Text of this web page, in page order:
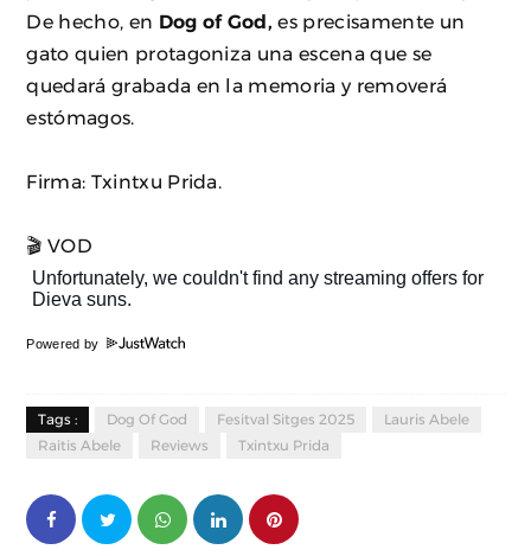
De hecho, en Dog of God, es precisamente un
gato quien protagoniza una escena que se
quedará grabada en la memoria y removerá
estómagos.
Firma: Txintxu Prida.
🎬 VOD
Powered by
Tags : Dog Of God Fesitval Sitges 2025
Lauris Abele
Raitis Abele
Reviews Txintxu Prida